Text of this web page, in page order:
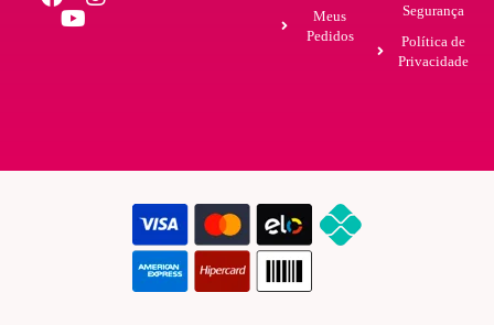
Meus
Pedidos
Segurança
Política de
Privacidade